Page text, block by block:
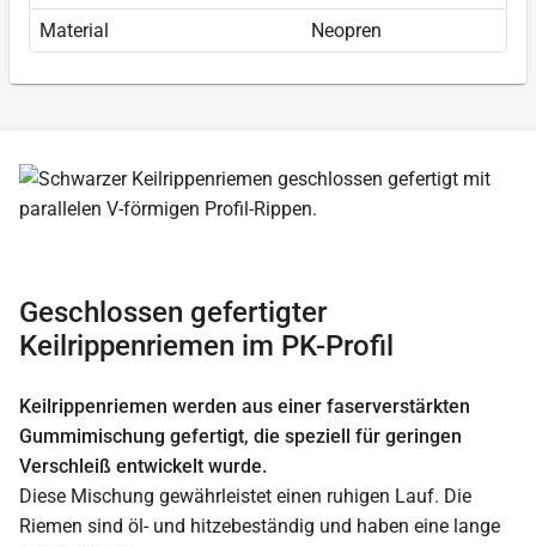
Material
Neopren
Geschlossen gefertigter
Keilrippenriemen im PK-Profil
Keilrippenriemen werden aus einer faserverstärkten
Gummimischung gefertigt, die speziell für geringen
Verschleiß entwickelt wurde.
Diese Mischung gewährleistet einen ruhigen Lauf. Die
Riemen sind öl- und hitzebeständig und haben eine lange